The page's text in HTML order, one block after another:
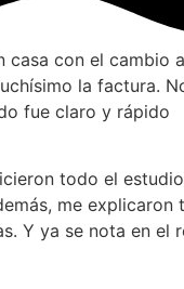
casa con el cambio
la factura.
fue claro y rápido
todo el
me
Y ya se nota en el